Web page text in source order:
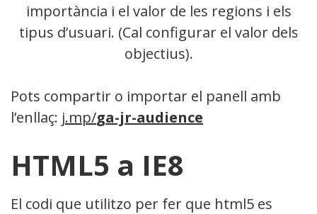
importància i el valor de les regions i els
tipus d’usuari. (Cal configurar el valor dels
objectius).
Pots compartir o importar el panell amb
l’enllaç: j.mp/ga-jr-audience
HTML5 a IE8
El codi que utilitzo per fer que html5 es